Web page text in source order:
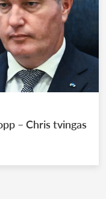
– Chris tvingas